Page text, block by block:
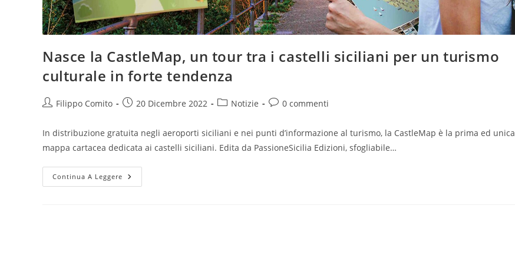
Nasce la CastleMap, un tour tra i castelli siciliani per un turismo
culturale in forte tendenza
AutoreFilippo Comito
Articolo20 Dicembre 2022
Categoria
Notizie
Commenti
0 commenti
In distribuzione gratuita negli aeroporti siciliani e nei punti d’informazione al turismo, la CastleMap è la prima ed unica
mappa cartacea dedicata ai castelli siciliani. Edita da PassioneSicilia Edizioni, sfogliabile…
Continua A Leggere Nasce
La